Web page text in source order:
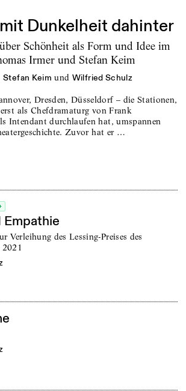
Dunkelheit dahinter
Schönheit als Form und Idee im
Irmer und Stefan Keim
Stefan Keim und Wilfried Schulz
Dresden, Düsseldorf – die Stationen,
als Chefdramaturg von Frank
Intendant durchlaufen hat, umspannen
Zuvor hat er …
Verleihung des Lessing-Preises des
2021